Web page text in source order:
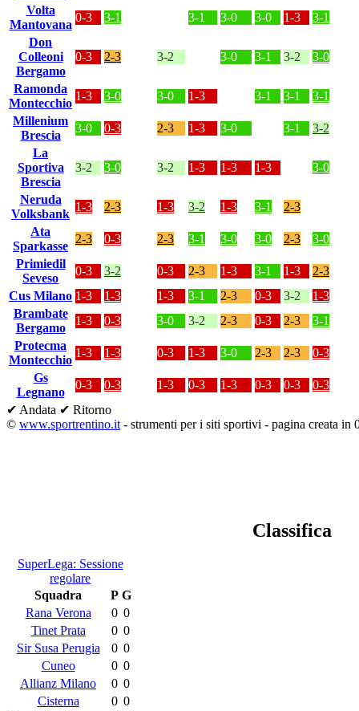
Volta
Mantovana
0-3 3-1 3-1 3-0 3-0 1-3
3-1
Don
Colleoni
Bergamo
0-3 2-3 3-2 3-0 3-1 3-2 3-0
Ramonda
Montecchio
1-3 3-0 3-0 1-3 3-1 3-1
3-1
Millenium
Brescia
3-0 0-3 2-3 1-3 3-0 3-1
3-2
La
Sportiva
Brescia
3-2 3-0 3-2 1-3 1-3 1-3 3-0
Neruda
Volksbank
1-3 2-3 1-3 3-2 1-3 3-1
2-3
Ata
Sparkasse
2-3 0-3 2-3 3-1 3-0 3-0 2-3
3-0
Primiedil
Seveso
0-3 3-2 0-3 2-3 1-3 3-1 1-3
2-3
Cus Milano 1-3 1-3 1-3 3-1 2-3 0-3 3-2
1-3
Brambate
Bergamo
1-3 0-3 3-0 3-2 2-3 0-3 2-3
3-1
Protecma
Montecchio
1-3 1-3 0-3 1-3 3-0 2-3 2-3
0-3
Gs
Legnano
0-3 0-3 1-3 0-3 1-3 0-3 0-3
0-3
✔ Andata ✔ Ritorno
© www.sportrentino.it - strumenti per i siti sportivi - pagina creata in
Classifica
SuperLega: Sessione
regolare
Squadra
P G
Rana Verona
0 0
Tinet Prata
0 0
Sir Susa Perugia
0 0
Cuneo
0 0
Allianz Milano
0 0
Cisterna
0 0